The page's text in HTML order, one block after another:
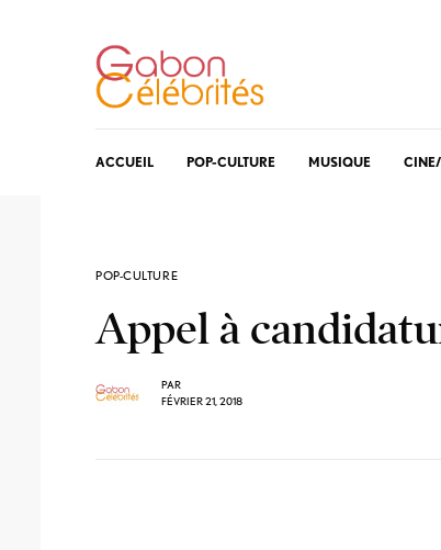
ACCUEIL POP-CULTURE MUSIQUE
POP-CULTURE
Appel à
PAR
FÉVRIER 21, 2018